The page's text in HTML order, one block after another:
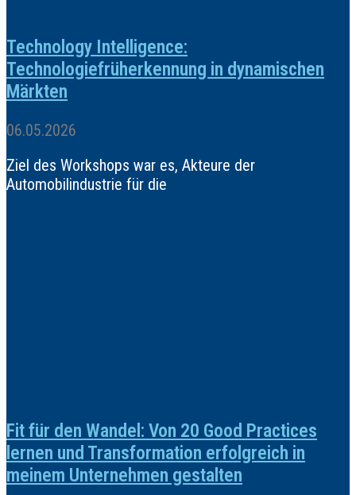
Technology Intelligence:
Technologiefrüherkennung in dynamischen
Märkten
06.05.2026
Ziel des Workshops war es, Akteure der
Automobilindustrie für die
Fit für den Wandel: Von 20 Good Practices
lernen und Transformation erfolgreich in
meinem Unternehmen gestalten